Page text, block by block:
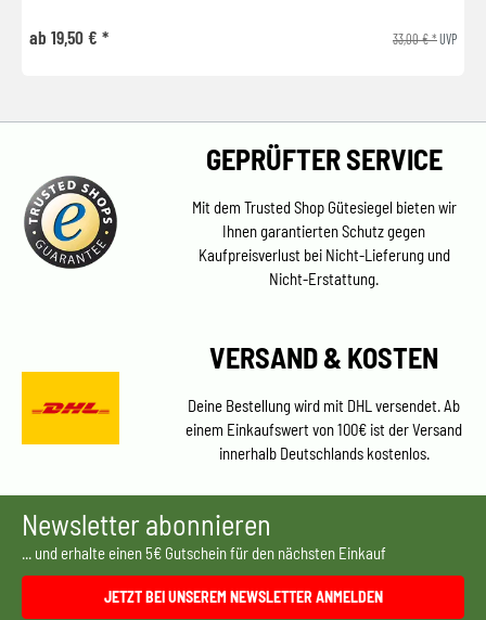
ab 19,50 € * 33,00 € *UVP
GEPRÜFTER SERVICE
Mit dem Trusted Shop Gütesiegel bieten wir
Ihnen garantierten Schutz gegen
Kaufpreisverlust bei Nicht-Lieferung und
Nicht-Erstattung.
VERSAND & KOSTEN
Deine Bestellung wird mit DHL versendet. Ab
einem Einkaufswert von 100€ ist der Versand
innerhalb Deutschlands kostenlos.
Newsletter abonnieren
... und erhalte einen 5€ Gutschein für den nächsten Einkauf
JETZT BEI UNSEREM NEWSLETTER ANMELDEN